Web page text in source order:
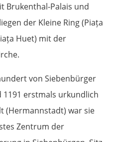
Brukenthal-Palais und
der Kleine Ring (Piața
Huet) mit der
von Siebenbürger
1191 erstmals urkundlich
(Hermannstadt) war sie
Zentrum der